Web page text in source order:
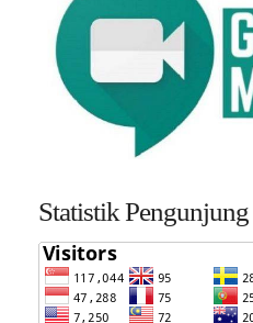
Statistik Pengunjung